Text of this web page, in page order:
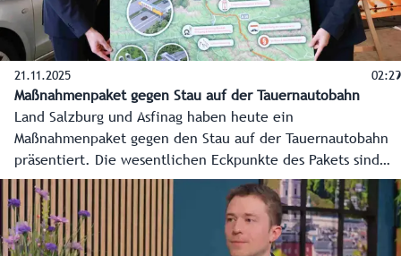
21.11.2025 02:29
Maßnahmenpaket gegen Stau auf der Tauernautobahn
Land Salzburg und Asfinag haben heute ein
Maßnahmenpaket gegen den Stau auf der Tauernautobahn
präsentiert. Die wesentlichen Eckpunkte des Pakets sind
Künstliche Intelligenz für besseren Verkehrsfluss,
"Intelligente" Sensoren, Flexible Tempolimits und Ampeln
bei Autobahnauffahrten. Ziel ist es Staus zu reduzieren
und vor allem die Anrainergemeinden zu entlasten.